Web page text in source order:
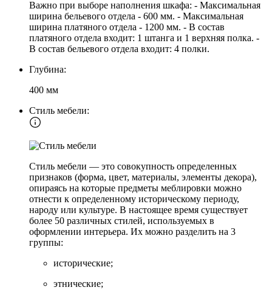
Важно при выборе наполнения шкафа: - Максимальная
ширина бельевого отдела - 600 мм. - Максимальная
ширина платяного отдела - 1200 мм. - В состав
платяного отдела входит: 1 штанга и 1 верхняя полка. -
В состав бельевого отдела входит: 4 полки.
Глубина:
400 мм
Стиль мебели:
Стиль мебели — это совокупность определенных
признаков (форма, цвет, материалы, элементы декора),
опираясь на которые предметы меблировки можно
отнести к определенному историческому периоду,
народу или культуре. В настоящее время существует
более 50 различных стилей, используемых в
оформлении интерьера. Их можно разделить на 3
группы:
исторические;
этнические;